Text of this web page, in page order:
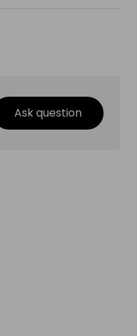
Ask question